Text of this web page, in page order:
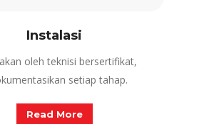
Instalasi
oleh teknisi bersertifikat,
setiap tahap.
Read More